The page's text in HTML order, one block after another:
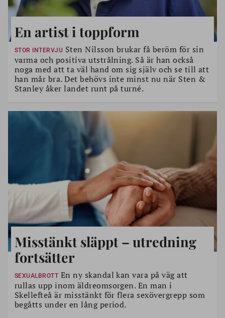
En artist i toppform
STOR INTERVJU Sten Nilsson brukar få beröm för sin
varma och positiva utstrålning. Så är han också
noga med att ta väl hand om sig själv och se till att
han mår bra. Det behövs inte minst nu när Sten &
Stanley åker landet runt på turné.
Misstänkt släppt – utredning
fortsätter
SEXUALBROTT En ny skandal kan vara på väg att
rullas upp inom äldreomsorgen. En man i
Skellefteå är misstänkt för flera sexövergrepp som
begåtts under en lång period.